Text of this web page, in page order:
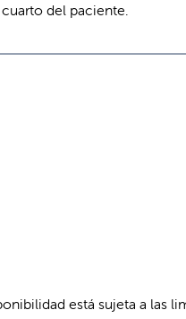
del paciente.
está sujeta a las